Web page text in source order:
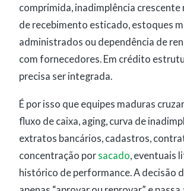
comprimida, inadimplência crescente
de recebimento esticado, estoques
administrados ou dependência de
com fornecedores. Em crédito
precisa ser integrada.
É por isso que equipes maduras
fluxo de caixa, aging, curva de
extratos bancários, cadastros,
concentração por sacado, eventuais
histórico de performance. A decisão